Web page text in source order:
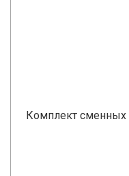
Комплект